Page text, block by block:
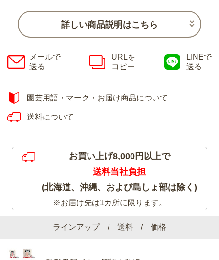
ラインアップ / 送料 / 価格
詳しい商品説明はこちら
メールで
送る
URLを
コピー
LINEで
送る
園芸用語・マーク・お届け商品について
送料について
お買い上げ8,000円以上で
送料当社負担
(北海道、沖縄、および島しょ部は除く)
※お届け先は1カ所に限ります。